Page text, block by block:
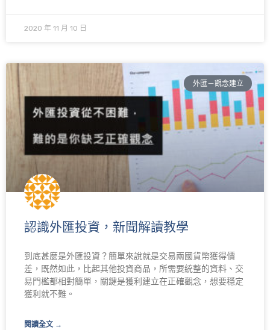
2020 年 11 月 10 日
外匯－觀念建立
認識外匯投資，新聞解讀教學
到底甚麼是外匯投資？簡單來說就是交易兩國貨幣獲得價
差，既然如此，比起其他投資商品，所需要統整的資料、交
易門檻都相對簡單，關鍵是獲利建立在正確觀念，想要穩定
獲利就不難。
閱讀全文 →